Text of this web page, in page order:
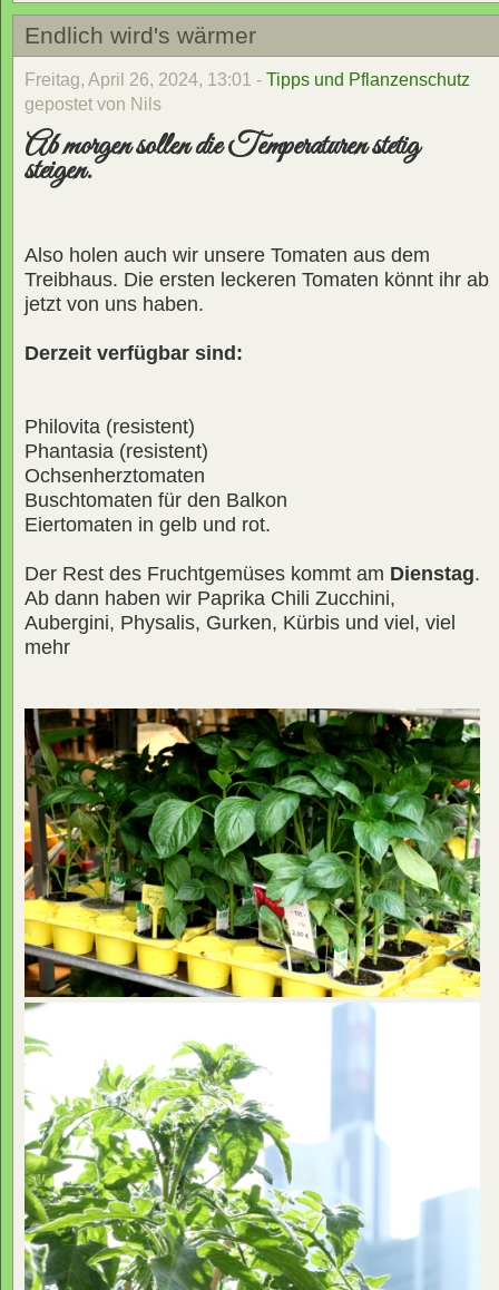
Endlich wird's wärmer
Freitag, April 26, 2024, 13:01 - Tipps und Pflanzenschutz
gepostet von Nils
Ab morgen sollen die Temperaturen stetig
steigen.
Also holen auch wir unsere Tomaten aus dem
Treibhaus. Die ersten leckeren Tomaten könnt ihr ab
jetzt von uns haben.
Derzeit verfügbar sind:
Philovita (resistent)
Phantasia (resistent)
Ochsenherztomaten
Buschtomaten für den Balkon
Eiertomaten in gelb und rot.
Der Rest des Fruchtgemüses kommt am Dienstag.
Ab dann haben wir Paprika Chili Zucchini,
Aubergini, Physalis, Gurken, Kürbis und viel, viel
mehr